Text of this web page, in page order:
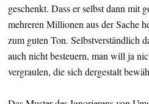
geschenkt. Dass er selbst dann mit
mehreren Millionen aus der Sache
zum guten Ton. Selbstverständlich
auch nicht besteuern, man will ja
vergraulen, die sich dergestalt